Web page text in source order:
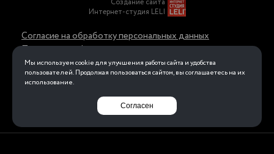
Интернет-студия LELI
Согласие на обработку персональных данных
Политика конфиденциальности в отношении
обработки персональных данных
Перейти на полную версию
Мы используем cookie для улучшения работы сайта и удобства
пользователей. Продолжая пользоваться сайтом, вы соглашаетесь на их
использование.
Согласен